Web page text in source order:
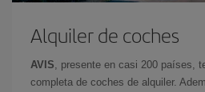
Alquiler de coches
AVIS , presente en casi 200 países,
completa de coches de alquiler.